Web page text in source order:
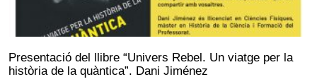
Presentació del llibre “Univers Rebel. Un viatge per la
història de la quàntica”. Dani Jiménez